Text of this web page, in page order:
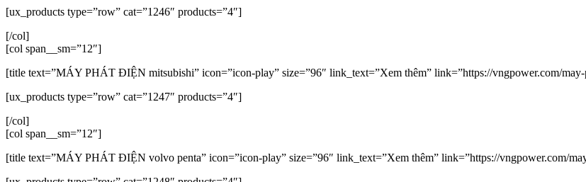
[ux_products type=”row” cat=”1246″ products=”4″]
[/col]
[col span__sm=”12″]
[title text=”MÁY PHÁT ĐIỆN mitsubishi” icon=”icon-play” size=”96″ link_text=”Xem thêm” link=”https://vngpower.com/
[ux_products type=”row” cat=”1247″ products=”4″]
[/col]
[col span__sm=”12″]
[title text=”MÁY PHÁT ĐIỆN volvo penta” icon=”icon-play” size=”96″ link_text=”Xem thêm” link=”https://vngpower.com/